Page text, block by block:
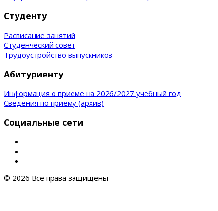
Студенту
Расписание занятий
Студенческий совет
Трудоустройство выпускников
Абитуриенту
Информация о приеме на 2026/2027 учебный год
Сведения по приему (архив)
Социальные сети
© 2026 Все права защищены